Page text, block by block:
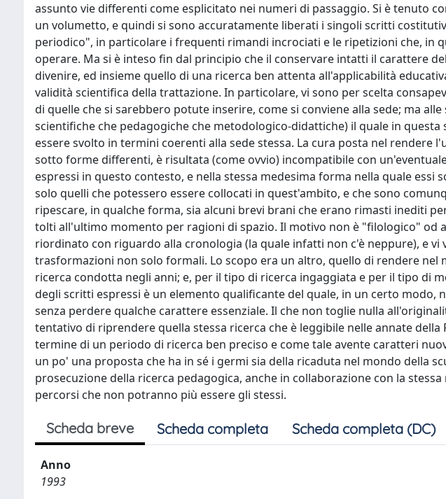
assunto vie differenti come esplicitato nei numeri di passaggio. Si è tenuto
un volumetto, e quindi si sono accuratamente liberati i singoli scritti
periodico", in particolare i frequenti rimandi incrociati e le ripetizioni che, in
operare. Ma si è inteso fin dal principio che il conservare intatti il carattere
divenire, ed insieme quello di una ricerca ben attenta all'applicabilità
validità scientifica della trattazione. In particolare, vi sono per scelta
di quelle che si sarebbero potute inserire, come si conviene alla sede; ma
scientifiche che pedagogiche che metodologico-didattiche) il quale in questa
essere svolto in termini coerenti alla sede stessa. La cura posta nel rendere
sotto forme differenti, è risultata (come ovvio) incompatibile con
espressi in questo contesto, e nella stessa medesima forma nella quale essi
solo quelli che potessero essere collocati in quest'ambito, e che sono
ripescare, in qualche forma, sia alcuni brevi brani che erano rimasti inediti
tolti all'ultimo momento per ragioni di spazio. Il motivo non è "filologico" od
riordinato con riguardo alla cronologia (la quale infatti non c'è neppure), e
trasformazioni non solo formali. Lo scopo era un altro, quello di rendere nel
ricerca condotta negli anni; e, per il tipo di ricerca ingaggiata e per il tipo di
degli scritti espressi è un elemento qualificante del quale, in un certo modo,
senza perdere qualche carattere essenziale. Il che non toglie nulla
tentativo di riprendere quella stessa ricerca che è leggibile nelle annate
termine di un periodo di ricerca ben preciso e come tale avente caratteri
un po' una proposta che ha in sé i germi sia della ricaduta nel mondo della
prosecuzione della ricerca pedagogica, anche in collaborazione con la
percorsi che non potranno più essere gli stessi.
Scheda breve Scheda completa Scheda completa (DC)
Anno
1993